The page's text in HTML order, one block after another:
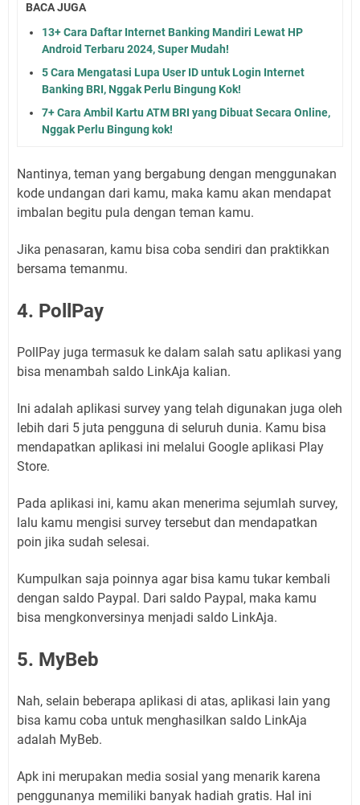
BACA JUGA
13+ Cara Daftar Internet Banking Mandiri Lewat HP
Android Terbaru 2024, Super Mudah!
5 Cara Mengatasi Lupa User ID untuk Login Internet
Banking BRI, Nggak Perlu Bingung Kok!
7+ Cara Ambil Kartu ATM BRI yang Dibuat Secara Online,
Nggak Perlu Bingung kok!
Nantinya, teman yang bergabung dengan menggunakan
kode undangan dari kamu, maka kamu akan mendapat
imbalan begitu pula dengan teman kamu.
Jika penasaran, kamu bisa coba sendiri dan praktikkan
bersama temanmu.
4. PollPay
PollPay juga termasuk ke dalam salah satu aplikasi yang
bisa menambah saldo LinkAja kalian.
Ini adalah aplikasi survey yang telah digunakan juga oleh
lebih dari 5 juta pengguna di seluruh dunia. Kamu bisa
mendapatkan aplikasi ini melalui Google aplikasi Play
Store.
Pada aplikasi ini, kamu akan menerima sejumlah survey,
lalu kamu mengisi survey tersebut dan mendapatkan
poin jika sudah selesai.
Kumpulkan saja poinnya agar bisa kamu tukar kembali
dengan saldo Paypal. Dari saldo Paypal, maka kamu
bisa mengkonversinya menjadi saldo LinkAja.
5. MyBeb
Nah, selain beberapa aplikasi di atas, aplikasi lain yang
bisa kamu coba untuk menghasilkan saldo LinkAja
adalah MyBeb.
Apk ini merupakan media sosial yang menarik karena
penggunanya memiliki banyak hadiah gratis. Hal ini